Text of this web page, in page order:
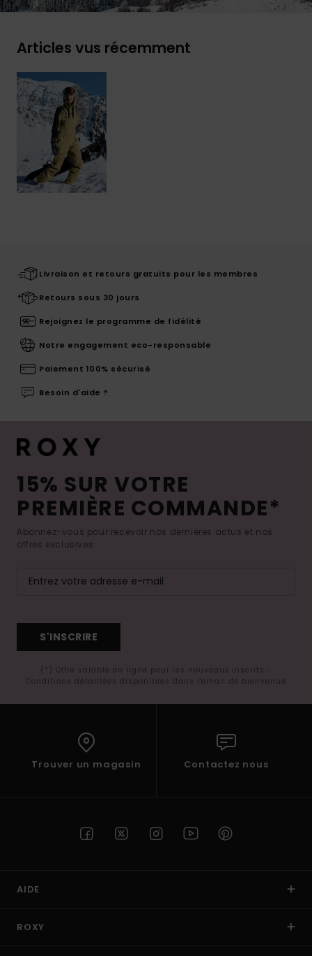
Articles vus récemment
Livraison et retours gratuits pour les membres
Retours sous 30 jours
Rejoignez le programme de fidélité
Notre engagement eco-responsable
Paiement 100% sécurisé
Besoin d'aide ?
15% SUR VOTRE
PREMIÈRE COMMANDE*
Abonnez-vous pour recevoir nos dernières actus et nos
offres exclusives.
S'INSCRIRE
(*) Offre valable en ligne pour les nouveaux inscrits -
Conditions détaillées disponibles dans l'email de bienvenue
Trouver un magasin Contactez nous
AIDE
ROXY